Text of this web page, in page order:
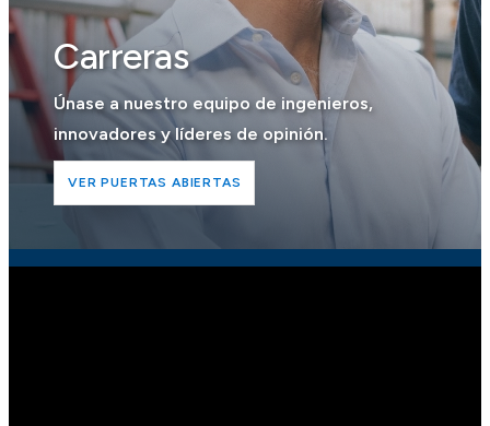
Carreras
Únase a nuestro equipo de ingenieros,
innovadores y líderes de opinión.
VER PUERTAS ABIERTAS